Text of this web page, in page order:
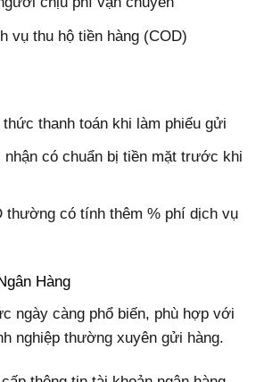
vụ thu hộ tiền hàng (COD)
thanh toán khi làm phiếu gửi
có chuẩn bị tiền mặt trước khi
thường có tính thêm % phí dịch vụ
Hàng
ngày càng phổ biến, phù hợp với
nghiệp thường xuyên gửi hàng.